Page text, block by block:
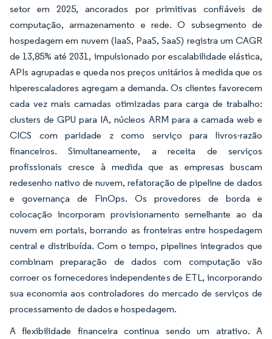
setor em 2025, ancorados por primitivas confiáveis de
computação, armazenamento e rede. O subsegmento de
hospedagem em nuvem (IaaS, PaaS, SaaS) registra um CAGR
de 13,85% até 2031, impulsionado por escalabilidade elástica,
APIs agrupadas e queda nos preços unitários à medida que os
hiperescaladores agregam a demanda. Os clientes favorecem
cada vez mais camadas otimizadas para carga de trabalho:
clusters de GPU para IA, núcleos ARM para a camada web e
CICS com paridade z como serviço para livros-razão
financeiros. Simultaneamente, a receita de serviços
profissionais cresce à medida que as empresas buscam
redesenho nativo de nuvem, refatoração de pipeline de dados
e governança de FinOps. Os provedores de borda e
colocação incorporam provisionamento semelhante ao da
nuvem em portais, borrando as fronteiras entre hospedagem
central e distribuída. Com o tempo, pipelines integrados que
combinam preparação de dados com computação vão
corroer os fornecedores independentes de ETL, incorporando
sua economia aos controladores do mercado de serviços de
processamento de dados e hospedagem.
A flexibilidade financeira continua sendo um atrativo. A